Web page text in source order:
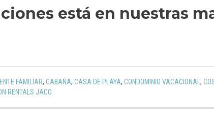
está en nuestras
FAMILIAR, CABAÑA, CASA DE PLAYA, CONDOMINIO VACACIONAL ,
RENTALS JACO